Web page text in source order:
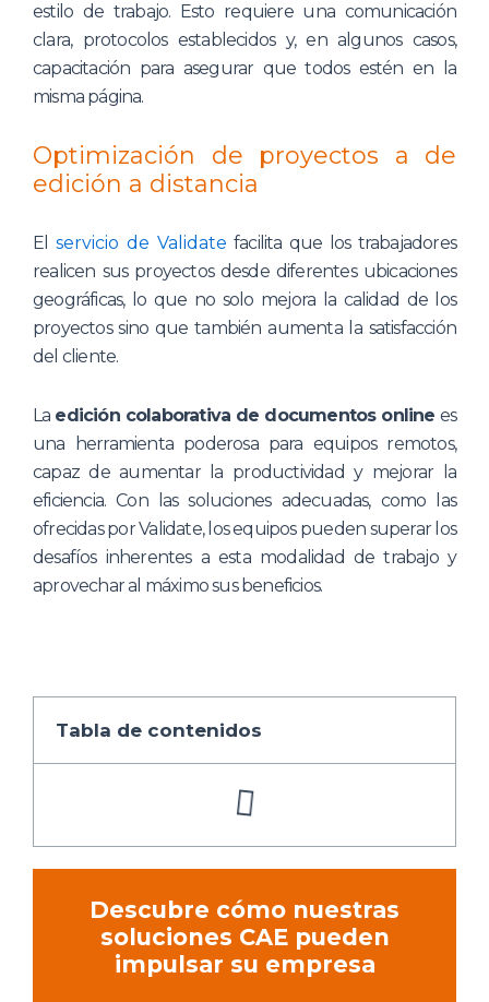
estilo de trabajo. Esto requiere una comunicación
clara, protocolos establecidos y, en algunos casos,
capacitación para asegurar que todos estén en la
misma página.
Optimización de proyectos a de
edición a distancia
El servicio de Validate facilita que los trabajadores
realicen sus proyectos desde diferentes ubicaciones
geográficas, lo que no solo mejora la calidad de los
proyectos sino que también aumenta la satisfacción
del cliente.
La edición colaborativa de documentos online es
una herramienta poderosa para equipos remotos,
capaz de aumentar la productividad y mejorar la
eficiencia. Con las soluciones adecuadas, como las
ofrecidas por Validate, los equipos pueden superar los
desafíos inherentes a esta modalidad de trabajo y
aprovechar al máximo sus beneficios.
Tabla de contenidos
Descubre cómo nuestras
soluciones CAE pueden
impulsar su empresa